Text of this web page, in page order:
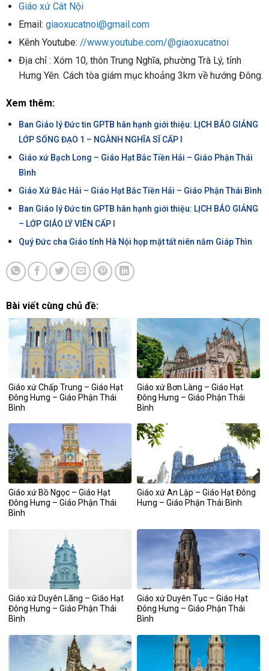
Giáo xứ Cát Nội
Email: giaoxucatnoi@gmail.com
Kênh Youtube: //www.youtube.com/@giaoxucatnoi
Địa chỉ : Xóm 10, thôn Trung Nghĩa, phường Trà Lý, tỉnh
Hưng Yên. Cách tòa giám mục khoảng 3km về hướng Đông.
Xem thêm:
Ban Giáo lý Đức tin GPTB hân hạnh giới thiệu: LỊCH BÁO GIẢNG
LỚP SỐNG ĐẠO 1 – NGÀNH NGHĨA SĨ CẤP I
Giáo xứ Bạch Long – Giáo Hạt Bắc Tiền Hải – Giáo Phận Thái
Bình
Giáo Xứ Bắc Hải – Giáo Hạt Bắc Tiền Hải – Giáo Phận Thái Bình
Ban Giáo lý Đức tin GPTB hân hạnh giới thiệu: LỊCH BÁO GIẢNG
– LỚP GIÁO LÝ VIÊN CẤP I
Quý Đức cha Giáo tỉnh Hà Nội họp mặt tất niên năm Giáp Thìn
Bài viết cùng chủ đề:
Giáo xứ Chấp Trung – Giáo Hạt
Đông Hưng – Giáo Phận Thái
Bình
Giáo xứ Bơn Làng – Giáo Hạt
Đông Hưng – Giáo Phận Thái
Bình
Giáo xứ Bồ Ngọc – Giáo Hạt
Đông Hưng – Giáo Phận Thái
Bình
Giáo xứ An Lập – Giáo Hạt Đông
Hưng – Giáo Phận Thái Bình
Giáo xứ Duyên Lãng – Giáo Hạt
Đông Hưng – Giáo Phận Thái
Bình
Giáo xứ Duyên Tục – Giáo Hạt
Đông Hưng – Giáo Phận Thái
Bình